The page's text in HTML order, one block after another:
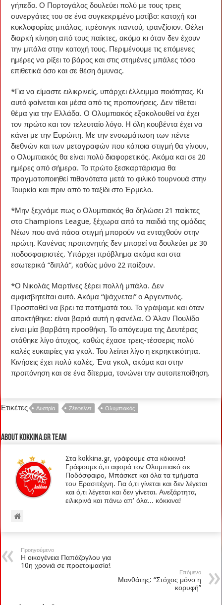
γήπεδο. Ο Πορτογάλος δουλεύει πολύ με τους τρεις
συνεργάτες του σε ένα συγκεκριμένο μοτίβο: κατοχή και
κυκλοφορίας μπάλας, πρέσινγκ παντού, τρανζίσιον. Θέλει
διαρκή κίνηση από τους παίκτες, ακόμα κι όταν δεν έχουν
την μπάλα στην κατοχή τους. Περιμένουμε τις επόμενες
ημέρες να ρίξει το βάρος και στις στημένες μπάλες τόσο
επιθετικά όσο και σε θέση άμυνας.
*Για να είμαστε ειλικρινείς, υπάρχει έλλειμμα ποιότητας. Κι
αυτό φαίνεται και μέσα από τις προπονήσεις. Δεν τίθεται
θέμα για την Ελλάδα. Ο Ολυμπιακός εξακολουθεί να έχει
τον πρώτο και τον τελευταίο λόγο. Η όλη κουβέντα έχει να
κάνει με την Ευρώπη. Με την ενσωμάτωση των πέντε
διεθνών και των μεταγραφών που κάποια στιγμή θα γίνουν,
ο Ολυμπιακός θα είναι πολύ διαφορετικός. Ακόμα και σε 20
ημέρες από σήμερα. Το πρώτο ξεσκαρτάρισμα θα
πραγματοποιηθεί πιθανότατα μετά το φιλικό τουρνουά στην
Τουρκία και πριν από το ταξίδι στο Έρμελο.
*Μην ξεχνάμε πως ο Ολυμπιακός θα δηλώσει 21 παίκτες
στο Champions League, ξέχωρα από τα παιδιά της ομάδας
Νέων που ανά πάσα στιγμή μπορούν να ενταχθούν στην
πρώτη. Κανένας προπονητής δεν μπορεί να δουλεύει με 30
ποδοσφαιριστές. Υπάρχει πρόβλημα ακόμα και στα
εσωτερικά “διπλά”, καθώς μόνο 22 παίζουν.
*Ο Νικολάς Μαρτίνες ξέρει πολλή μπάλα. Δεν
αμφισβητείται αυτό. Ακόμα “ψάχνεται” ο Αργεντινός.
Προσπαθεί να βρει τα πατήματά του. Το γράψαμε και όταν
αποκτήθηκε: είναι βαριά αυτή η φανέλα. Ο Άλαν Πουλίδο
είναι μία βαρβάτη προσθήκη. Το απόγευμα της Δευτέρας
στάθηκε λίγο άτυχος, καθώς έχασε τρεις-τέσσερις πολύ
καλές ευκαιρίες για γκολ. Του λείπει λίγο η εκρηκτικότητα.
Κινήσεις έχει πολύ καλές. Ένα γκολ, ακόμα και στην
προπόνηση και σε ένα δίτερμα, τονώνει την αυτοπεποίθηση.
Ετικέτες Αυστρία Ζέεφελντ Ολυμπιακός
About kokkina.gr TEAM
Στα kokkina.gr, γράφουμε στα κόκκινα!
Γράφουμε ό,τι αφορά τον Ολυμπιακό σε
Ποδόσφαιρο, Μπάσκετ και όλα τα τμήματα
του Ερασιτέχνη. Για ό,τι γίνεται και δεν λέγεται
και ό,τι λέγεται και δεν γίνεται. Ανεξάρτητα,
ειλικρινά και πάνω απ' όλα... κόκκινα!
Προηγούμενο
Η οικογένεια Παπάζογλου για
10η χρονιά σε προετοιμασία!
Επόμενο
Μανθάτης: “Στόχος μόνο η
κορυφή”